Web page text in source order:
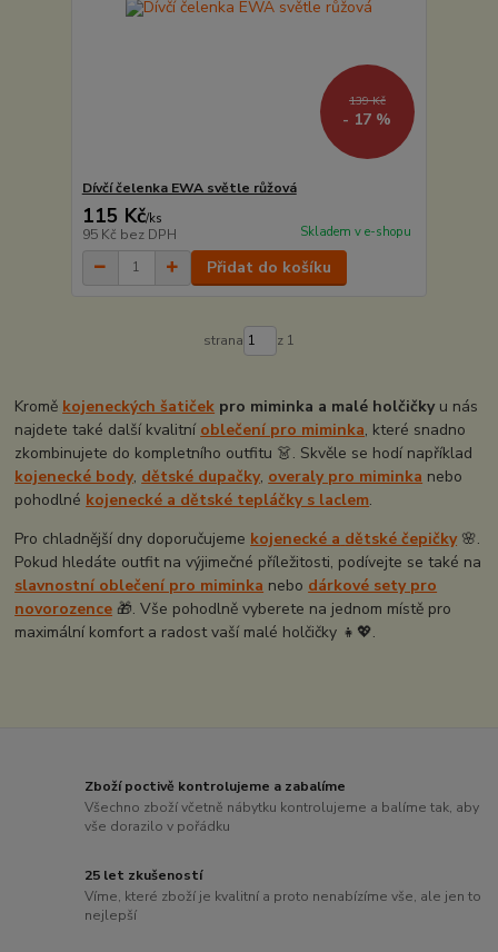
139 Kč
- 17 %
Dívčí čelenka EWA světle růžová
115 Kč/ks
95 Kč bez DPH Skladem v e-shopu
Přidat do košíku
strana z 1
Kromě kojeneckých šatiček pro miminka a malé holčičkyu nás
najdete také další kvalitní oblečení pro miminka, které snadno
zkombinujete do kompletního outfitu 👗. Skvěle se hodí například
kojenecké body, dětské dupačky, overaly pro miminka nebo
pohodlné kojenecké a dětské tepláčky s laclem.
Pro chladnější dny doporučujeme kojenecké a dětské čepičky🌸.
Pokud hledáte outfit na výjimečné příležitosti, podívejte se také na
slavnostní oblečení pro miminka nebo dárkové sety pro
novorozence 🎁. Vše pohodlně vyberete na jednom místě pro
maximální komfort a radost vaší malé holčičky 👧💖.
Zboží poctivě kontrolujeme a zabalíme
Všechno zboží včetně nábytku kontrolujeme a balíme tak, aby
vše dorazilo v pořádku
25 let zkušeností
Víme, které zboží je kvalitní a proto nenabízíme vše, ale jen to
nejlepší